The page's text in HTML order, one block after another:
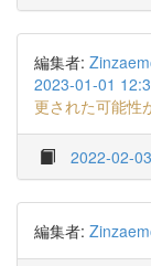
編集者:
2023-01-01
更された可能性
2022-02-
編集者: